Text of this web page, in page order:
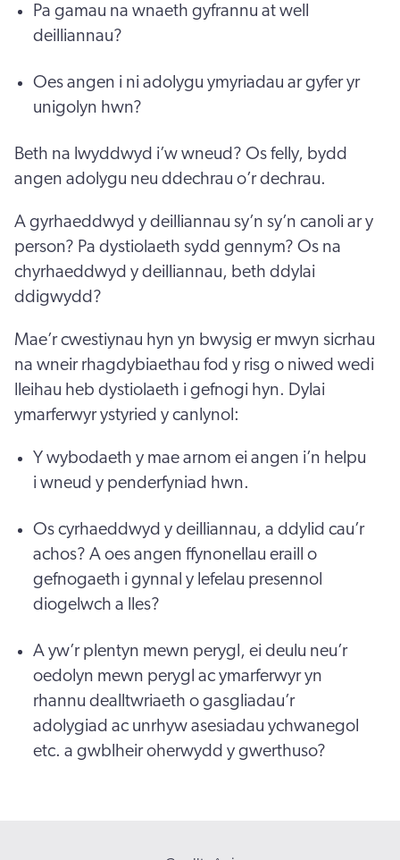
Pa gamau na wnaeth gyfrannu at well
deilliannau?
Oes angen i ni adolygu ymyriadau ar gyfer yr
unigolyn hwn?
Beth na lwyddwyd i’w wneud? Os felly, bydd
angen adolygu neu ddechrau o’r dechrau.
A gyrhaeddwyd y deilliannau sy’n sy’n canoli ar y
person? Pa dystiolaeth sydd gennym? Os na
chyrhaeddwyd y deilliannau, beth ddylai
ddigwydd?
Mae’r cwestiynau hyn yn bwysig er mwyn sicrhau
na wneir rhagdybiaethau fod y risg o niwed wedi
lleihau heb dystiolaeth i gefnogi hyn. Dylai
ymarferwyr ystyried y canlynol:
Y wybodaeth y mae arnom ei angen i’n helpu
i wneud y penderfyniad hwn.
Os cyrhaeddwyd y deilliannau, a ddylid cau’r
achos? A oes angen ffynonellau eraill o
gefnogaeth i gynnal y lefelau presennol
diogelwch a lles?
A yw’r plentyn mewn perygl, ei deulu neu’r
oedolyn mewn perygl ac ymarferwyr yn
rhannu dealltwriaeth o gasgliadau’r
adolygiad ac unrhyw asesiadau ychwanegol
etc. a gwblheir oherwydd y gwerthuso?